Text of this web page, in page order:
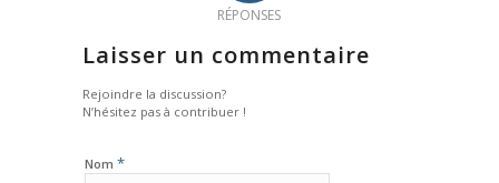
RÉPONSES
Laisser un commentaire
Rejoindre la discussion?
N’hésitez pas à contribuer !
Nom *